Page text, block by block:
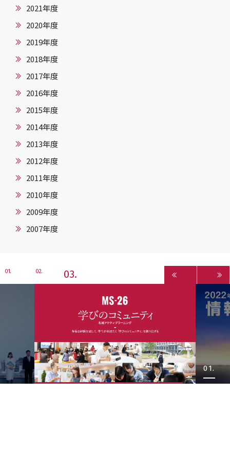
2021年度
2020年度
2019年度
2018年度
2017年度
2016年度
2015年度
2014年度
2013年度
2012年度
2011年度
2010年度
2009年度
2007年度
1 2 3